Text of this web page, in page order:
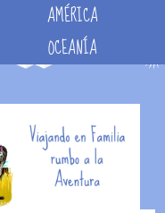
AMÉRICA
OCEANÍA